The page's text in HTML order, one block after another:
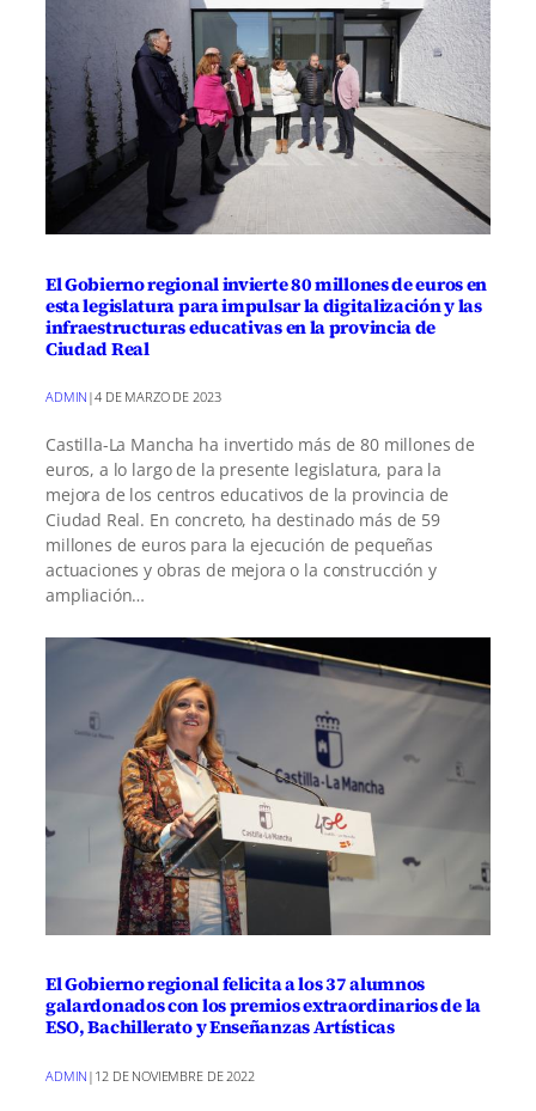
El Gobierno regional invierte 80 millones de euros en
esta legislatura para impulsar la digitalización y las
infraestructuras educativas en la provincia de
Ciudad Real
ADMIN |4 DE MARZO DE 2023
Castilla-La Mancha ha invertido más de 80 millones de
euros, a lo largo de la presente legislatura, para la
mejora de los centros educativos de la provincia de
Ciudad Real. En concreto, ha destinado más de 59
millones de euros para la ejecución de pequeñas
actuaciones y obras de mejora o la construcción y
ampliación…
El Gobierno regional felicita a los 37 alumnos
galardonados con los premios extraordinarios de la
ESO, Bachillerato y Enseñanzas Artísticas
ADMIN | 12 DE NOVIEMBRE DE 2022